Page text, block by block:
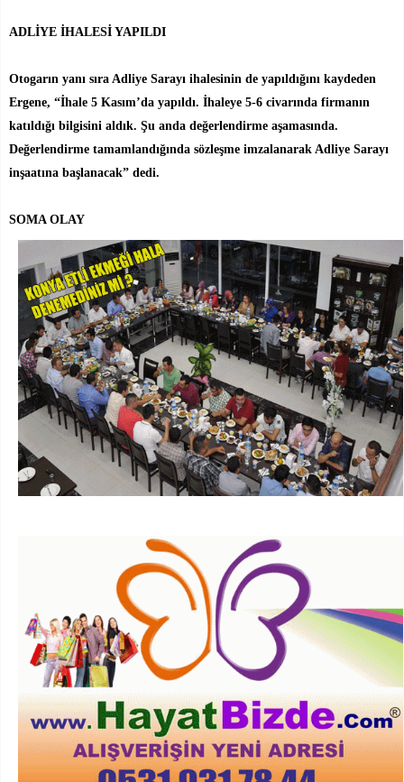
ADLİYE İHALESİ YAPILDI
Otogarın yanı sıra Adliye Sarayı ihalesinin de yapıldığını kaydeden
Ergene, “İhale 5 Kasım’da yapıldı. İhaleye 5-6 civarında firmanın
katıldığı bilgisini aldık. Şu anda değerlendirme aşamasında.
Değerlendirme tamamlandığında sözleşme imzalanarak Adliye Sarayı
inşaatına başlanacak” dedi.
SOMA OLAY